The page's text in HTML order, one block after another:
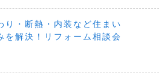
り・断熱・内装など住まい
を解決！リフォーム相談会